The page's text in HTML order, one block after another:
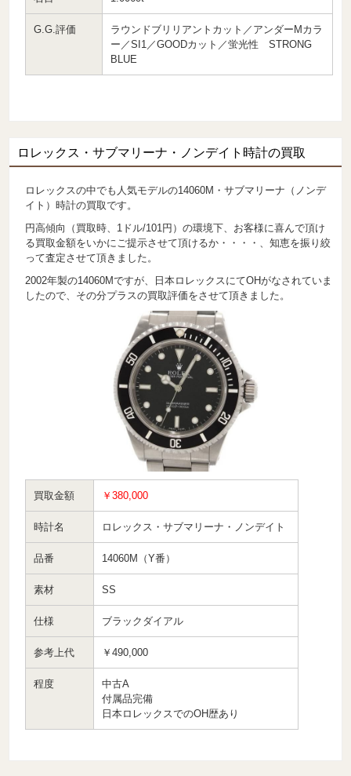
G.G.評価
ラウンドブリリアントカット／アンダーMカラ
ー／SI1／GOODカット／蛍光性 STRONG
BLUE
ロレックス・サブマリーナ・ノンデイト時計の買取
ロレックスの中でも人気モデルの14060M・サブマリーナ（ノンデ
イト）時計の買取です。
円高傾向（買取時、1ドル/101円）の環境下、お客様に喜んで頂け
る買取金額をいかにご提示させて頂けるか・・・・、知恵を振り絞
って査定させて頂きました。
2002年製の14060Mですが、日本ロレックスにてOHがなされていま
したので、その分プラスの買取評価をさせて頂きました。
買取金額 ￥380,000
時計名 ロレックス・サブマリーナ・ノンデイト
品番 14060M（Y番）
素材 SS
仕様 ブラックダイアル
参考上代 ￥490,000
程度
中古A
付属品完備
日本ロレックスでのOH歴あり